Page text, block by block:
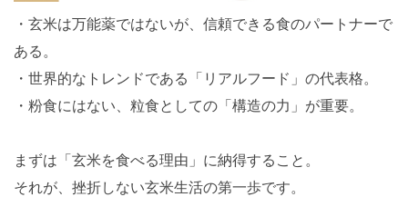
・玄米は万能薬ではないが、信頼できる食のパートナーで
ある。
・世界的なトレンドである「リアルフード」の代表格。
・粉食にはない、粒食としての「構造の力」が重要。
まずは「玄米を食べる理由」に納得すること。
それが、挫折しない玄米生活の第一歩です。